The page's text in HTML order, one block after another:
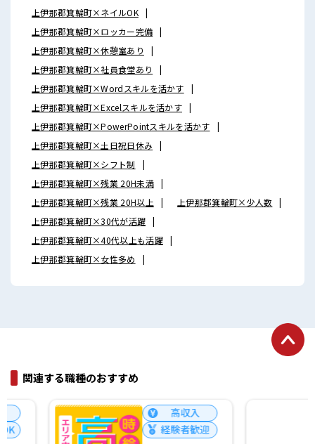
上伊那郡箕輪町×ネイルOK
上伊那郡箕輪町×ロッカー完備
上伊那郡箕輪町×休憩室あり
上伊那郡箕輪町×社員食堂あり
上伊那郡箕輪町×Wordスキルを活かす
上伊那郡箕輪町×Excelスキルを活かす
上伊那郡箕輪町×PowerPointスキルを活かす
上伊那郡箕輪町×土日祝日休み
上伊那郡箕輪町×シフト制
上伊那郡箕輪町×残業 20H未満
上伊那郡箕輪町×残業 20H以上
上伊那郡箕輪町×少人数
上伊那郡箕輪町×30代が活躍
上伊那郡箕輪町×40代以上も活躍
上伊那郡箕輪町×女性多め
関連する職種のおすすめ
高収入
経験者歓迎